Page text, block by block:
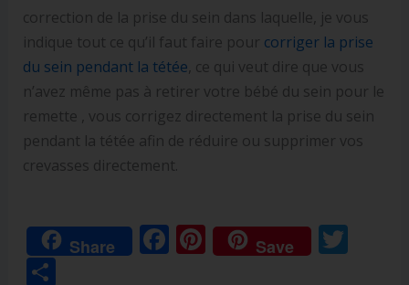
correction de la prise du sein dans laquelle, je vous
indique tout ce qu’il faut faire pour corriger la prise
du sein pendant la tétée , ce qui veut dire que vous
n’avez même pas à retirer votre bébé du sein pour le
remette , vous corrigez directement la prise du sein
pendant la tétée afin de réduire ou supprimer vos
crevasses directement.
Share F Pi
nt
Save T
P